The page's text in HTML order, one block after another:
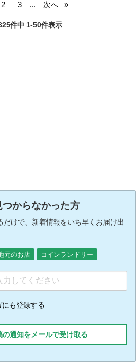
2 3 ... 次へ
件中 1-50件表示
からなかった方
だけで、新着情報をいち早くお届け出
元のお店 コインランドリー
も登録する
通知をメールで受け取る